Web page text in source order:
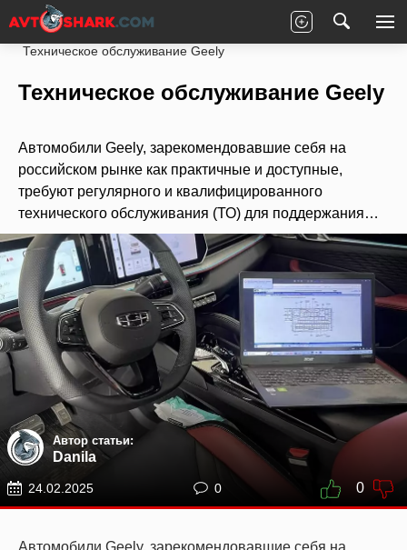
Главная Статьи
Новости партнеров
Техническое обслуживание Geely
Техническое обслуживание Geely
Автомобили Geely, зарекомендовавшие себя на
российском рынке как практичные и доступные,
требуют регулярного и квалифицированного
технического обслуживания (ТО) для поддержания…
Автор статьи:
Danila
24.02.2025 0 0
Автомобили Geely, зарекомендовавшие себя на